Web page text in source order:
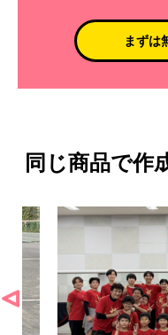
まずは
同じ商品で作